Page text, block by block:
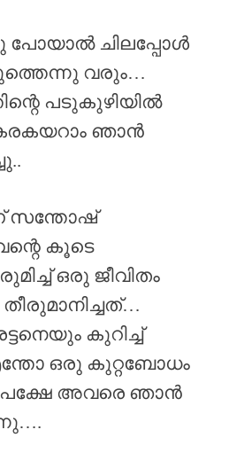
പോയാൽ ചിലപ്പോൾ
വരും…
പടുകുഴിയിൽ
ഞാൻ
സന്തോഷ്
കൂടെ
ഒരു ജീവിതം
കുറിച്ച്
ഒരു കുറ്റബോധം
പക്ഷേ അവരെ ഞാൻ